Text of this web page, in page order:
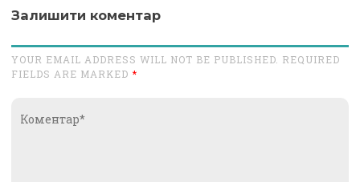
Залишити коментар
YOUR EMAIL ADDRESS WILL NOT BE PUBLISHED. REQUIRED
FIELDS ARE MARKED *